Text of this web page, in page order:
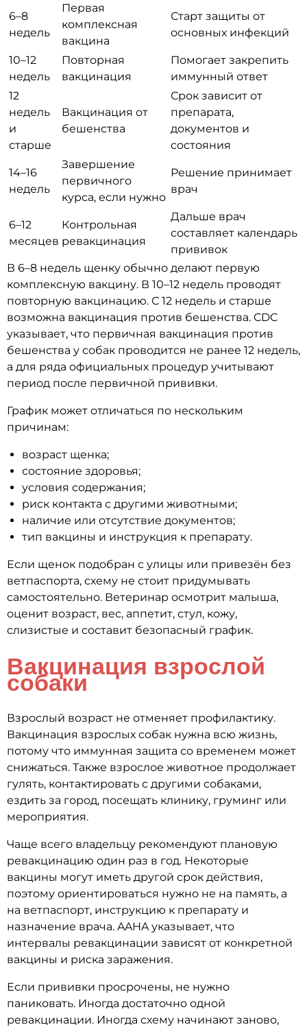
6–8
недель
Первая
комплексная
вакцина
Старт защиты от
основных инфекций
10–12
недель
Повторная
вакцинация
Помогает закрепить
иммунный ответ
12
недель
и
старше
Вакцинация от
бешенства
Срок зависит от
препарата,
документов и
состояния
14–16
недель
Завершение
первичного
курса, если нужно
Решение принимает
врач
6–12
месяцев
Контрольная
ревакцинация
Дальше врач
составляет календарь
прививок
В 6–8 недель щенку обычно делают первую
комплексную вакцину. В 10–12 недель проводят
повторную вакцинацию. С 12 недель и старше
возможна вакцинация против бешенства. CDC
указывает, что первичная вакцинация против
бешенства у собак проводится не ранее 12 недель,
а для ряда официальных процедур учитывают
период после первичной прививки.
График может отличаться по нескольким
причинам:
возраст щенка;
состояние здоровья;
условия содержания;
риск контакта с другими животными;
наличие или отсутствие документов;
тип вакцины и инструкция к препарату.
Если щенок подобран с улицы или привезён без
ветпаспорта, схему не стоит придумывать
самостоятельно. Ветеринар осмотрит малыша,
оценит возраст, вес, аппетит, стул, кожу,
слизистые и составит безопасный график.
Вакцинация взрослой
собаки
Взрослый возраст не отменяет профилактику.
Вакцинация взрослых собак нужна всю жизнь,
потому что иммунная защита со временем может
снижаться. Также взрослое животное продолжает
гулять, контактировать с другими собаками,
ездить за город, посещать клинику, груминг или
мероприятия.
Чаще всего владельцу рекомендуют плановую
ревакцинацию один раз в год. Некоторые
вакцины могут иметь другой срок действия,
поэтому ориентироваться нужно не на память, а
на ветпаспорт, инструкцию к препарату и
назначение врача. AAHA указывает, что
интервалы ревакцинации зависят от конкретной
вакцины и риска заражения.
Если прививки просрочены, не нужно
паниковать. Иногда достаточно одной
ревакцинации. Иногда схему начинают заново,